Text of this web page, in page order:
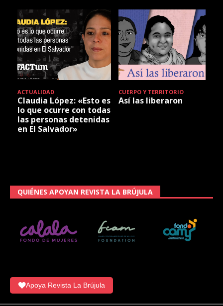
ACTUALIDAD
Claudia López: «Esto es
lo que ocurre con todas
las personas detenidas
en El Salvador»
CUERPO Y TERRITORIO
Así las liberaron
QUIÉNES APOYAN REVISTA LA BRÚJULA
Apoya Revista La Brújula